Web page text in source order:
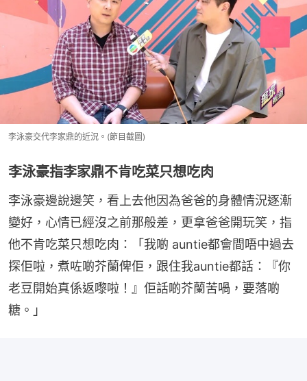
李泳豪交代李家鼎的近況。(節目截圖)
李泳豪指李家鼎不肯吃菜只想吃肉
李泳豪邊說邊笑，看上去他因為爸爸的身體情況逐漸
變好，心情已經沒之前那般差，更拿爸爸開玩笑，指
他不肯吃菜只想吃肉：「我啲 auntie都會間唔中過去
探佢啦，煮咗啲芥蘭俾佢，跟住我auntie都話：『你
老豆開始真係返嚟啦！』佢話啲芥蘭苦喎，要落啲
糖。」